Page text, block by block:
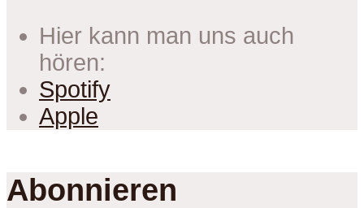
Hier kann man uns auch
hören:
Spotify
Apple
Abonnieren